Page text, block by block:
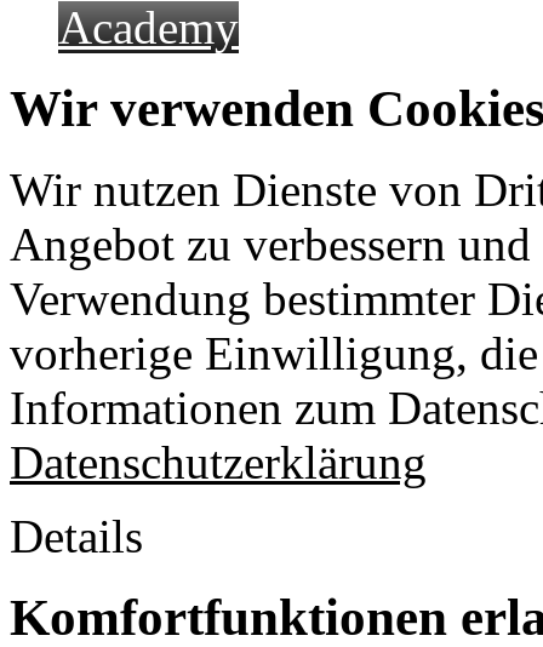
Academy
Wir verwenden
Wir nutzen Dienste von
Angebot zu verbessern
Verwendung bestimmter
vorherige Einwilligung,
Informationen zum
Datenschutzerklärung
Details
Komfortfunktionen